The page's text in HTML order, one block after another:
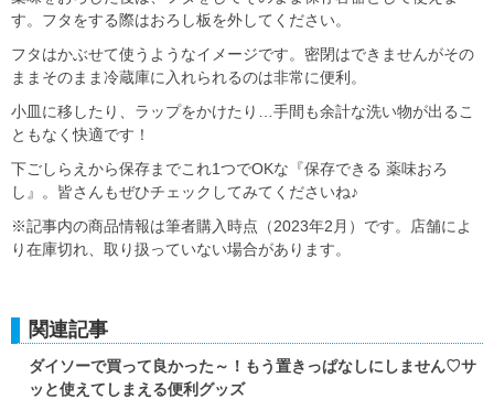
す。フタをする際はおろし板を外してください。
フタはかぶせて使うようなイメージです。密閉はできませんがその
ままそのまま冷蔵庫に入れられるのは非常に便利。
小皿に移したり、ラップをかけたり…手間も余計な洗い物が出るこ
ともなく快適です！
下ごしらえから保存までこれ1つでOKな『保存できる 薬味おろ
し』。皆さんもぜひチェックしてみてくださいね♪
※記事内の商品情報は筆者購入時点（2023年2月）です。店舗によ
り在庫切れ、取り扱っていない場合があります。
関連記事
ダイソーで買って良かった～！もう置きっぱなしにしません♡サ
ッと使えてしまえる便利グッズ